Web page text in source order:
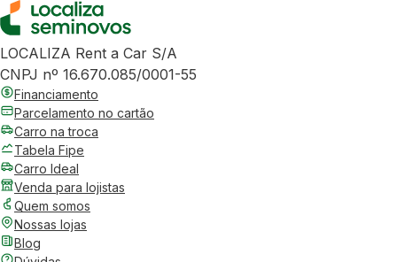
LOCALIZA Rent a Car S/A
CNPJ nº 16.670.085/0001-55
Financiamento
Parcelamento no cartão
Carro na troca
Tabela Fipe
Carro Ideal
Venda para lojistas
Quem somos
Nossas lojas
Blog